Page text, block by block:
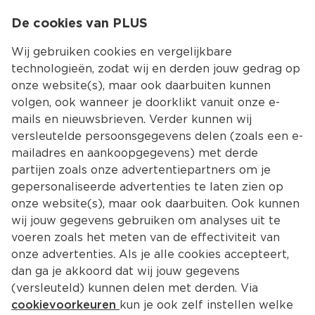
Kies jouw
Terug Producten
De cookies van PLUS
Wij gebruiken cookies en vergelijkbare
technologieën, zodat wij en derden jouw gedrag op
onze website(s), maar ook daarbuiten kunnen
volgen, ook wanneer je doorklikt vanuit onze e-
mails en nieuwsbrieven. Verder kunnen wij
versleutelde persoonsgegevens delen (zoals een e-
mailadres en aankoopgegevens) met derde
partijen zoals onze advertentiepartners om je
gepersonaliseerde advertenties te laten zien op
onze website(s), maar ook daarbuiten. Ook kunnen
wij jouw gegevens gebruiken om analyses uit te
voeren zoals het meten van de effectiviteit van
onze advertenties. Als je alle cookies accepteert,
dan ga je akkoord dat wij jouw gegevens
(versleuteld) kunnen delen met derden. Via
cookievoorkeuren kun je ook zelf instellen welke